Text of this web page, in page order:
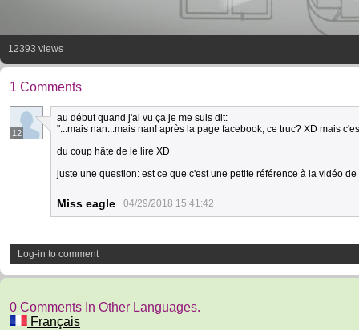
12393 views
1 Comments
12
au début quand j'ai vu ça je me suis dit:
"...mais nan...mais nan! après la page facebook, ce truc? XD mais
du coup hâte de le lire XD
juste une question: est ce que c'est une petite référence à la vidéo de
Miss eagle 04/29/2018 15:41:42
Log-in to comment
0 Comments In Other Languages.
Français